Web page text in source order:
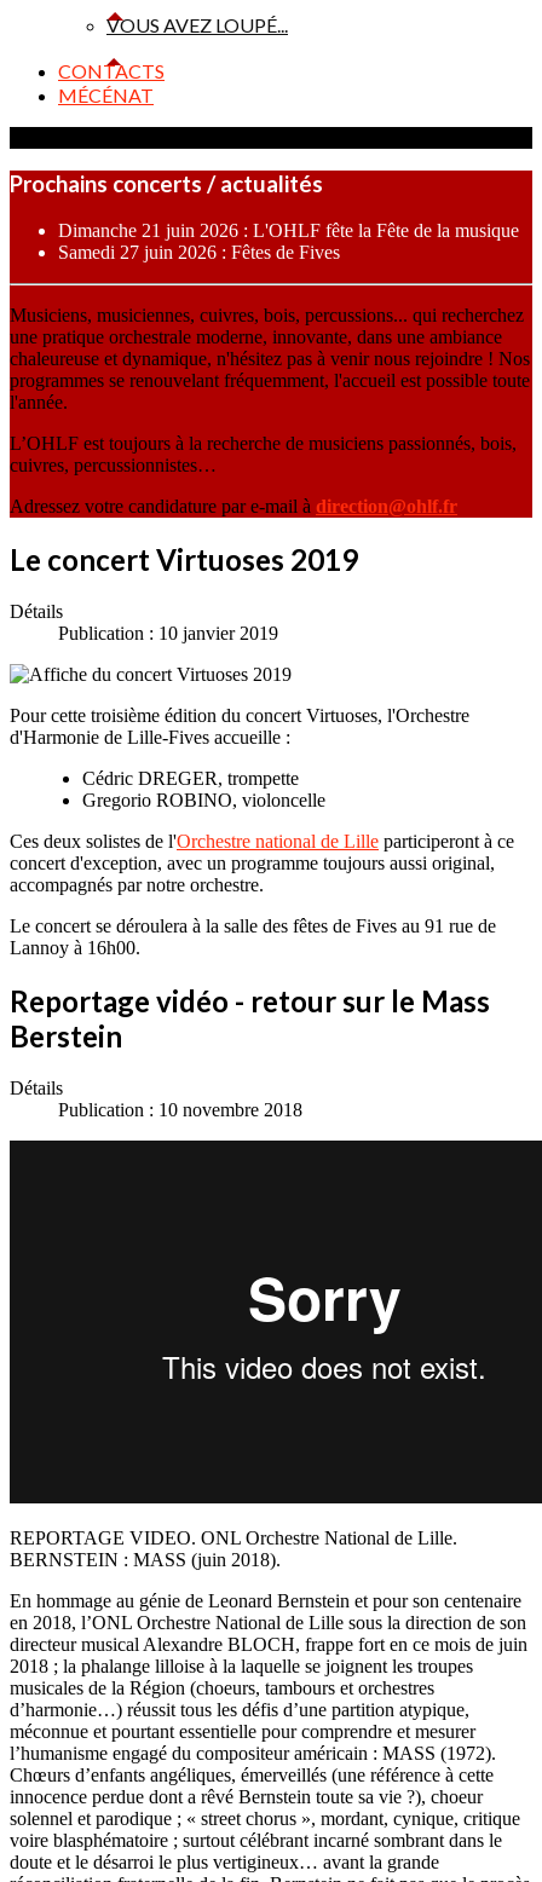
VOUS AVEZ LOUPÉ...
CONTACTS
MÉCÉNAT
Prochains concerts / actualités
Dimanche 21 juin 2026 : L'OHLF fête la Fête de la musique
Samedi 27 juin 2026 : Fêtes de Fives
Musiciens, musiciennes, cuivres, bois, percussions... qui recherchez
une pratique orchestrale moderne, innovante, dans une ambiance
chaleureuse et dynamique, n'hésitez pas à venir nous rejoindre ! Nos
programmes se renouvelant fréquemment, l'accueil est possible toute
l'année.
L’OHLF est toujours à la recherche de musiciens passionnés, bois,
cuivres, percussionnistes…
Adressez votre candidature par e-mail à direction@ohlf.fr
Le concert Virtuoses 2019
Détails
Publication : 10 janvier 2019
Pour cette troisième édition du concert Virtuoses, l'Orchestre
d'Harmonie de Lille-Fives accueille :
Cédric DREGER, trompette
Gregorio ROBINO, violoncelle
Ces deux solistes de l'Orchestre national de Lille participeront à ce
concert d'exception, avec un programme toujours aussi original,
accompagnés par notre orchestre.
Le concert se déroulera à la salle des fêtes de Fives au 91 rue de
Lannoy à 16h00.
Reportage vidéo - retour sur le Mass
Berstein
Détails
Publication : 10 novembre 2018
REPORTAGE VIDEO. ONL Orchestre National de Lille.
BERNSTEIN : MASS (juin 2018).
En hommage au génie de Leonard Bernstein et pour son centenaire
en 2018, l’ONL Orchestre National de Lille sous la direction de son
directeur musical Alexandre BLOCH, frappe fort en ce mois de juin
2018 ; la phalange lilloise à la laquelle se joignent les troupes
musicales de la Région (choeurs, tambours et orchestres
d’harmonie…) réussit tous les défis d’une partition atypique,
méconnue et pourtant essentielle pour comprendre et mesurer
l’humanisme engagé du compositeur américain : MASS (1972).
Chœurs d’enfants angéliques, émerveillés (une référence à cette
innocence perdue dont a rêvé Bernstein toute sa vie ?), choeur
solennel et parodique ; « street chorus », mordant, cynique, critique
voire blasphématoire ; surtout célébrant incarné sombrant dans le
doute et le désarroi le plus vertigineux… avant la grande